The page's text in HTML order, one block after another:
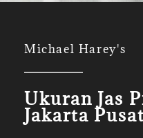
Michael Harey's
Ukuran Jas
Jakarta Pusat